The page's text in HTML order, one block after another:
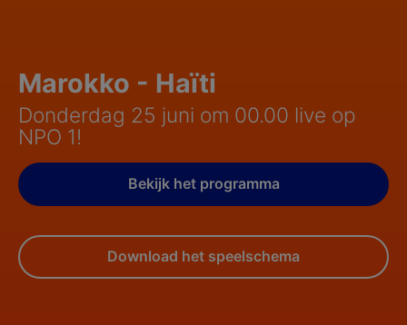
Marokko - Haïti
Donderdag 25 juni om 00.00 live op
NPO 1!
Bekijk het programma
Download het speelschema